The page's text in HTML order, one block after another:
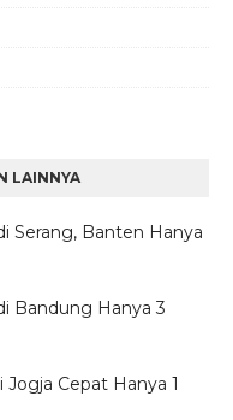
LAINNYA
Serang, Banten Hanya
Bandung Hanya 3
Cepat Hanya 1